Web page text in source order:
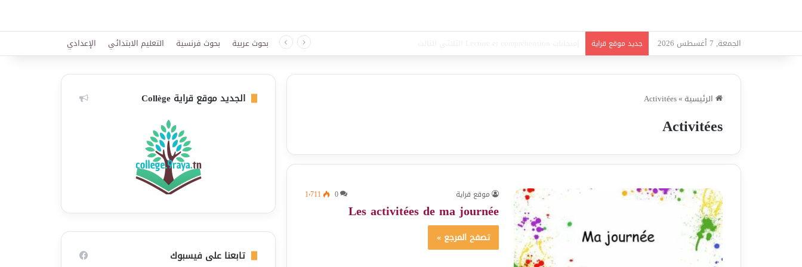
الجمعة, 7 أغسطس 2026 جديد موقع قراية بحوث عربية بحوث فرنسية التعليم الابتدائي الإعدادي
الرئيسية »
Activitées
Activitées
موقع قراية 0 1٬711
Les activitées de ma journée
تصفح المرجع »
الجديد موقع قراية Collège
تابعنا على فيسبوك